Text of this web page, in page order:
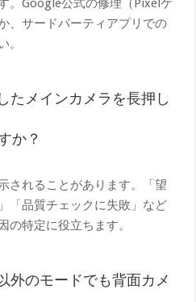
。Google公式の修理（Pixelケ
、サードパーティアプリでの
。
たメインカメラを長押し
か？
されることがあります。「望
「品質チェックに失敗」など
の特定に役立ちます。
外のモードでも背面カメ